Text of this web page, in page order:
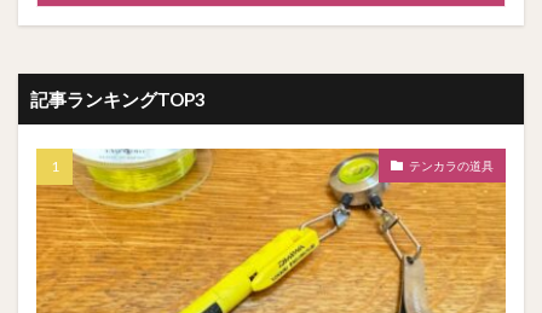
記事ランキングTOP3
テンカラの道具